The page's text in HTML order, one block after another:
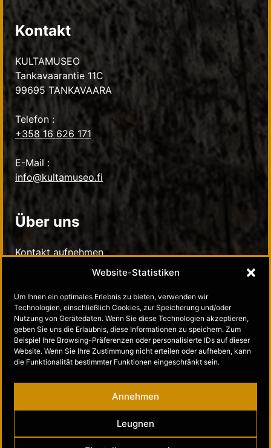
Website-Statistiken
Um Ihnen ein optimales Erlebnis zu bieten, verwenden wir
Technologien, einschließlich Cookies, zur Speicherung und/oder
Nutzung von Gerätedaten. Wenn Sie diese Technologien akzeptieren,
geben Sie uns die Erlaubnis, diese Informationen zu speichern. Zum
Beispiel Ihre Browsing-Präferenzen oder personalisierte IDs auf dieser
Website. Wenn Sie Ihre Zustimmung nicht erteilen oder aufheben, kann
die Funktionalität bestimmter Funktionen eingeschränkt sein.
Annehmen
Leugnen
Kontakt
KULTAMUSEO
Tankavaarantie 11C
99695 TANKAVAARA
Telefon :
+358 16 626 171
E-Mail :
info@kultamuseo.fi
Über uns
Kontakt aufnehmen
Soziale Medien
Gold Museum auf Facebook
Gold Museum auf Instagram
Gold Museum auf Kayak guides